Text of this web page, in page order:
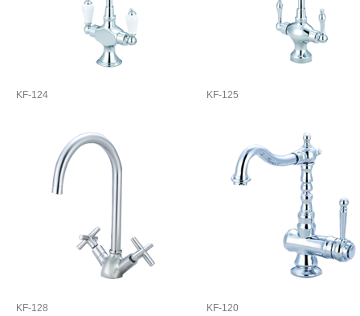
KF-124 KF-125
KF-128 KF-120